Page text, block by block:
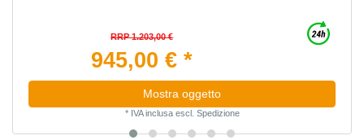
RRP 1.203,00 €
945,00 € *
Mostra oggetto
* IVA inclusaescl. Spedizione